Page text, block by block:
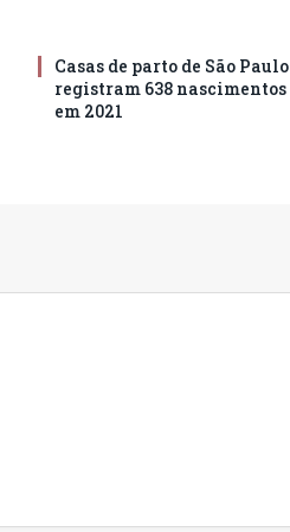
Casas de parto de São Paulo
registram 638 nascimentos
em 2021